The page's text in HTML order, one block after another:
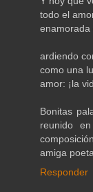
todo el
enamorada
ardiendo
como una
amor: ¡la
Bonitas
reunido
amiga poeta
Responder